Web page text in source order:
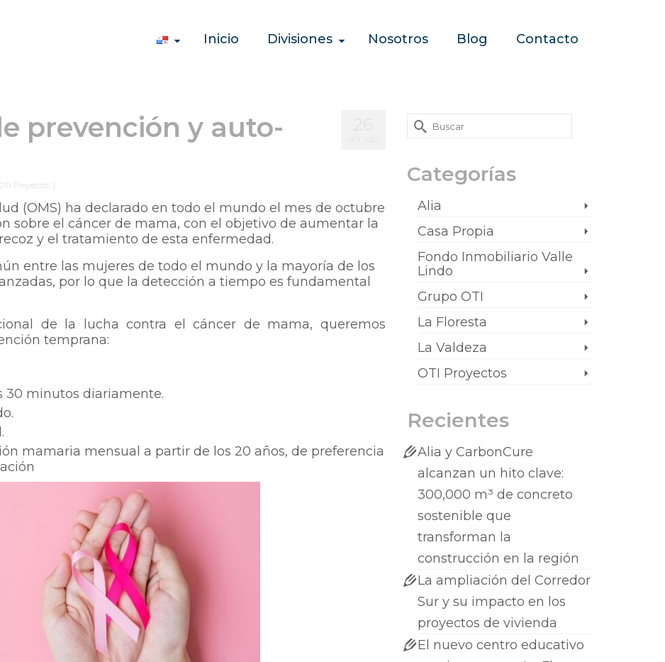
Inicio Divisiones Nosotros Blog Contacto
prevención y auto-
Proyectos |
(OMS) ha declarado en todo el mundo el mes de octubre
sobre el cáncer de mama, con el objetivo de aumentar la
y el tratamiento de esta enfermedad.
entre las mujeres de todo el mundo y la mayoría de los
por lo que la detección a tiempo es fundamental
de la lucha contra el cáncer de mama, queremos
temprana:
30 minutos diariamente.
mamaria mensual a partir de los 20 años, de preferencia
Categorías
Alia
Casa Propia
Fondo Inmobiliario Valle
Lindo
Grupo OTI
La Floresta
La Valdeza
OTI Proyectos
Recientes
Alia y CarbonCure
alcanzan un hito clave:
300,000 m³ de concreto
sostenible que
transforman la
construcción en la región
La ampliación del Corredor
Sur y su impacto en los
proyectos de vivienda
El nuevo centro educativo